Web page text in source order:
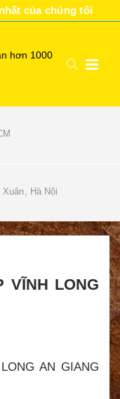
của chúng tôi
hơn 1000
Hà Nội
VĨNH LONG
AN GIANG